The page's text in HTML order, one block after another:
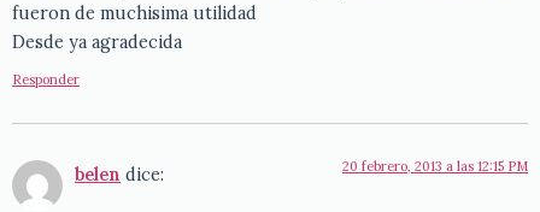
fueron de muchisima utilidad
Desde ya agradecida
Responder
belen dice: 20 febrero, 2013 a las 12:15 PM